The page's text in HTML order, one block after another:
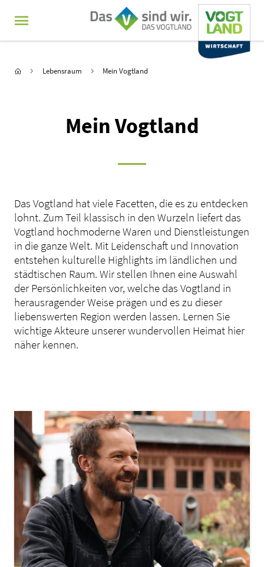
Sie sind hier:
StartseiteLebensraum Mein Vogtland
Mein Vogtland
Das Vogtland hat viele Facetten, die es zu entdecken
lohnt. Zum Teil klassisch in den Wurzeln liefert das
Vogtland hochmoderne Waren und Dienstleistungen
in die ganze Welt. Mit Leidenschaft und Innovation
entstehen kulturelle Highlights im ländlichen und
städtischen Raum. Wir stellen Ihnen eine Auswahl
der Persönlichkeiten vor, welche das Vogtland in
herausragender Weise prägen und es zu dieser
liebenswerten Region werden lassen. Lernen Sie
wichtige Akteure unserer wundervollen Heimat hier
näher kennen.